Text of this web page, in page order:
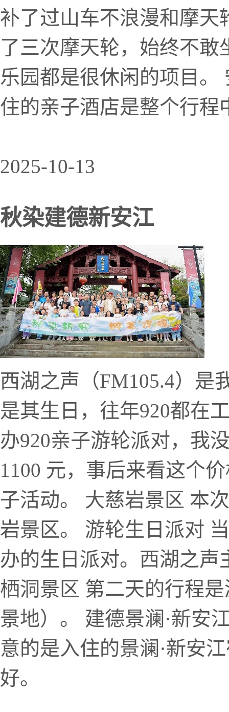
补了过山车不浪漫和摩天
了三次摩天轮，始终不
乐园都是很休闲的项目。
住的亲子酒店是整个行程
2025-10-13
秋染建德新安江
西湖之声（FM105.4）是
是其生日，往年920都在
办920亲子游轮派对，我
1100 元，事后来看这个
子活动。 大慈岩景区 本
岩景区。 游轮生日派对
办的生日派对。西湖之
栖洞景区 第二天的行程
景地）。 建德景澜·新安
意的是入住的景澜·新安
好。